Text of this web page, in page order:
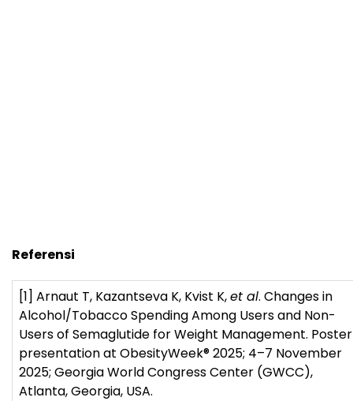
Referensi
[1] Arnaut T, Kazantseva K, Kvist K,et al. Changes in
Alcohol/Tobacco Spending Among Users and Non-
Users of Semaglutide for Weight Management. Poster
presentation at ObesityWeek®2025; 4–7 November
2025; Georgia World Congress Center (GWCC),
Atlanta, Georgia, USA.